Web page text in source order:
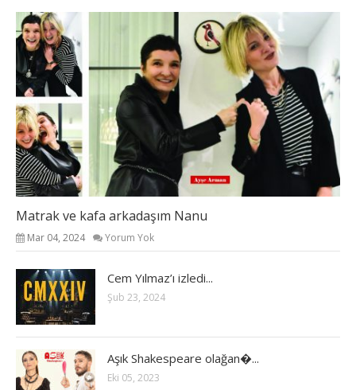
Matrak ve kafa arkadaşım Nanu
Mar 04, 2024 Yorum Yok
Cem Yılmaz’ı izledi...
Şub 23, 2024
Aşık Shakespeare olağan�...
Eki 05, 2023